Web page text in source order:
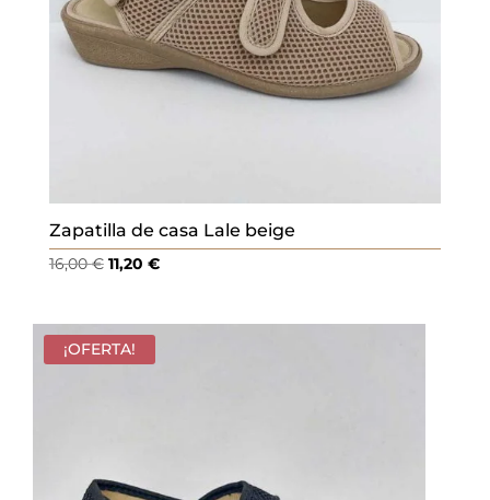
Zapatilla de casa Lale beige
16,00€ El
original
era:
11,20 €El
actual
¡OFERTA!